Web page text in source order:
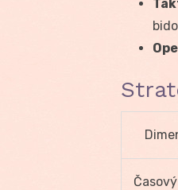
Časový